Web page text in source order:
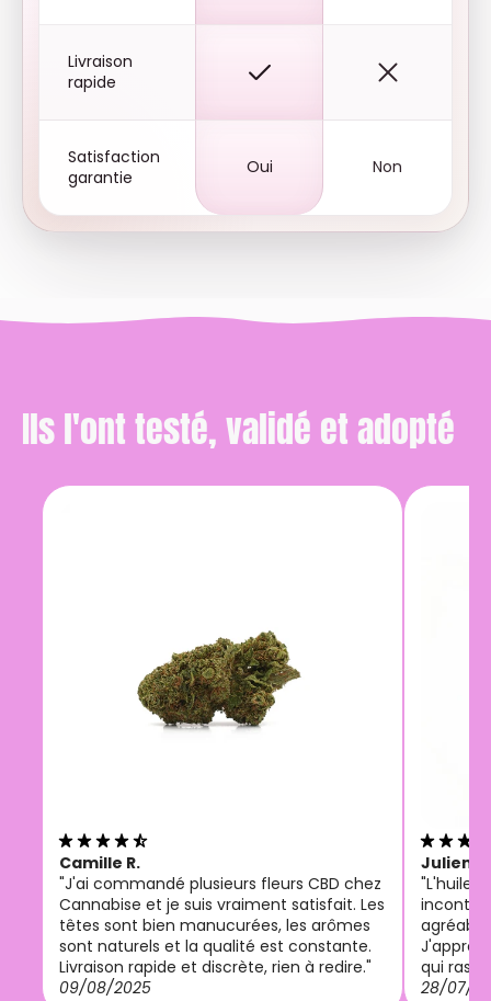
Livraison
rapide
Satisfaction
garantie
Oui Non
Ils l'ont testé, validé et adopté
Camille R.
"J'ai commandé plusieurs fleurs CBD chez
Cannabise et je suis vraiment satisfait. Les
têtes sont bien manucurées, les arômes
sont naturels et la qualité est constante.
Livraison rapide et discrète, rien à redire."
09/08/2025
Julien
"L'huile
qui
28/07/